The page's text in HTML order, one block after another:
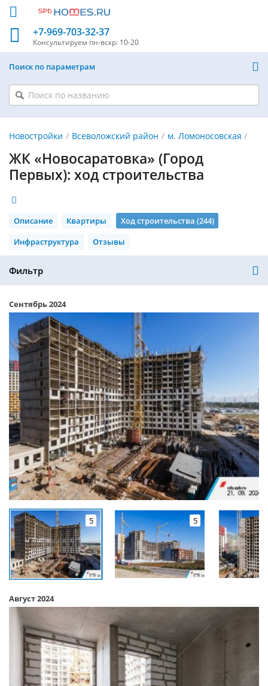
+7-969-703-32-37
Консультируем пн-вскр: 10-20
Поиск по параметрам
Новостройки Всеволожский район м. Ломоносовская
ЖК «Новосаратовка» (Город
Первых): ход строительства
Описание Квартиры
Ход строительства (244)
Инфраструктура
Отзывы
Фильтр
Сентябрь 2024
5 5
Август 2024